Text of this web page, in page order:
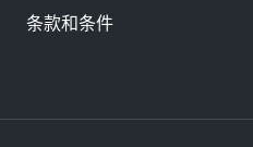
条款和条件